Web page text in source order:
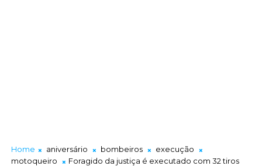
Home aniversário bombeiros
execução
motoqueiro
Foragido da justiça é executado com 32 tiros